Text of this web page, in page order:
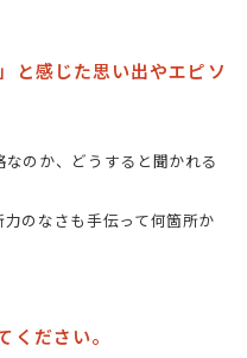
と感じた思い出やエピソ
のか、どうすると聞かれる
のなさも手伝って何箇所か
ください。